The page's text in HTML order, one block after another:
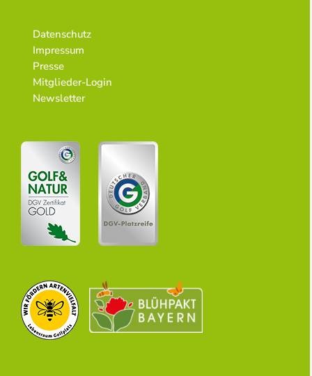
Datenschutz
Impressum
Presse
Mitglieder-Login
Newsletter